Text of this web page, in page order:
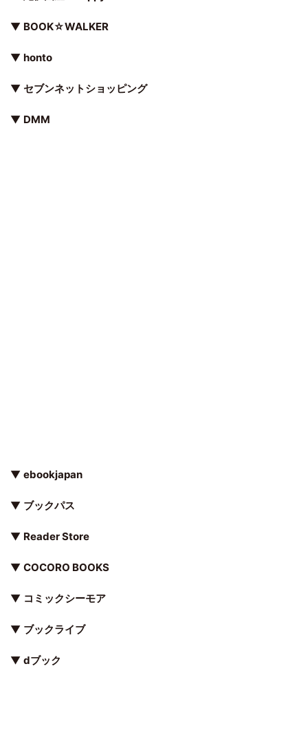
▼ BOOK☆WALKER
▼ honto
▼ セブンネットショッピング
▼ DMM
▼ ebookjapan
▼ ブックパス
▼ Reader Store
▼ COCORO BOOKS
▼ コミックシーモア
▼ ブックライブ
▼ dブック